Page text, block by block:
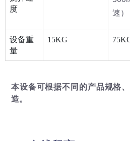
度
速）
设备重
量
15KG
本设备可根据不同的产品规格
造。